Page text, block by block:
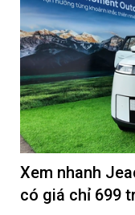
Xem nhanh
có giá chỉ 699